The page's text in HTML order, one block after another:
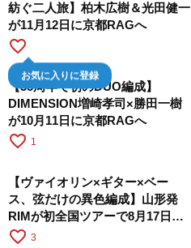
紡ぐ二人旅】柏木広樹＆光田健一
が11月12日に京都RAGへ
favorite_border
お気に入りに登録
【35周年で初のDUO編成】
DIMENSION増崎孝司×勝田一樹
が10月11日に京都RAGへ
favorite_border 1
【ヴァイオリン×ギター×ベー
ス、弦だけの異色編成】山形発
RIMが初全国ツアーで8月17日に
RAGへ
favorite_border 3